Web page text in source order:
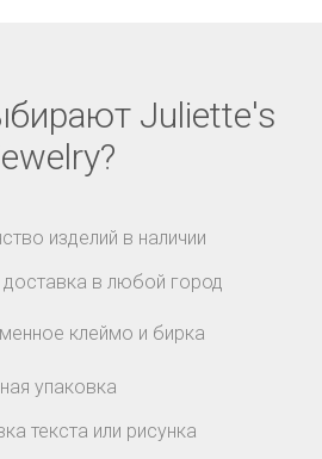
Juliette's
изделий в наличии
в любой город
упаковка
текста или рисунка
клеймо и бирка